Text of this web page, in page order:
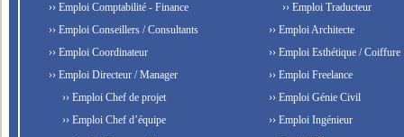
›› Emploi Comptabilité - Finance
›› Emploi Conseillers / Consultants
›› Emploi Coordinateur
›› Emploi Directeur / Manager
›› Emploi Chef de projet
›› Emploi Chef d’équipe
›› Emploi Traducteur
›› Emploi Architecte
›› Emploi Esthétique / Coiffure
›› Emploi Freelance
›› Emploi Génie Civil
›› Emploi Ingénieur